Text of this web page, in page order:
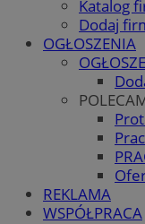
Katalog
Dodaj
OGŁOSZENIA
REKLAMA
WSPÓŁPRACA